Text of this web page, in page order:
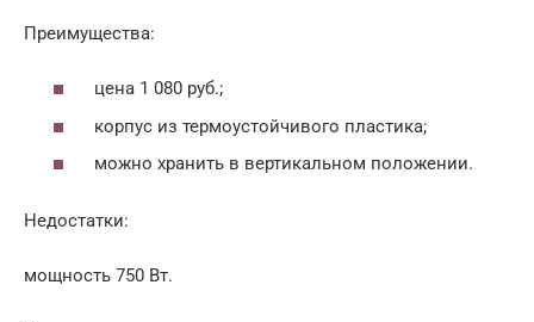
Преимущества:
цена 1 080 руб.;
корпус из термоустойчивого пластика;
можно хранить в вертикальном положении.
Недостатки:
мощность 750 Вт.